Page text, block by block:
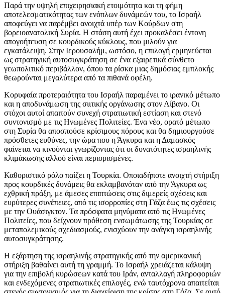
Παρά την υψηλή επιχειρησιακή ετοιμότητα και τη φήμη
αποτελεσματικότητας των ενόπλων δυνάμεών του, το Ισραήλ
αποφεύγει να παρέμβει ανοιχτά υπέρ των Κούρδων στη
βορειοανατολική Συρία. Η στάση αυτή έχει προκαλέσει έντονη
απογοήτευση σε κουρδικούς κύκλους, που μιλούν για
εγκατάλειψη. Στην Ιερουσαλήμ, ωστόσο, η επιλογή ερμηνεύεται
ως στρατηγική αυτοσυγκράτηση σε ένα εξαιρετικά σύνθετο
γεωπολιτικό περιβάλλον, όπου τα ρίσκα μιας δημόσιας εμπλοκής
θεωρούνται μεγαλύτερα από τα πιθανά οφέλη.
Κορυφαία προτεραιότητα του Ισραήλ παραμένει το ιρανικό μέτωπο
και η αποδυνάμωση της σιιτικής οργάνωσης στον Λίβανο. Οι
στόχοι αυτοί απαιτούν συνεχή στρατιωτική εστίαση και στενό
συντονισμό με τις Ηνωμένες Πολιτείες. Ένα νέο, ορατό μέτωπο
στη Συρία θα αποσπούσε κρίσιμους πόρους και θα δημιουργούσε
πρόσθετες ευθύνες, την ώρα που η Άγκυρα και η Δαμασκός
φαίνεται να κινούνται γνωρίζοντας ότι οι δυνατότητες ισραηλινής
κλιμάκωσης αλλού είναι περιορισμένες.
Καθοριστικό ρόλο παίζει η Τουρκία. Οποιαδήποτε ανοιχτή στήριξη
προς κουρδικές δυνάμεις θα εκλαμβανόταν από την Άγκυρα ως
εχθρική πράξη, με άμεσες επιπτώσεις στις διμερείς σχέσεις και
ευρύτερες συνέπειες, από τις ισορροπίες στη Γάζα έως τις σχέσεις
με την Ουάσιγκτον. Τα πρόσφατα μηνύματα από τις Ηνωμένες
Πολιτείες, που δείχνουν πρόθεση ενσωμάτωσης της Τουρκίας σε
μεταπολεμικούς σχεδιασμούς, ενισχύουν την ανάγκη ισραηλινής
αυτοσυγκράτησης.
Η εξάρτηση της ισραηλινής στρατηγικής από την αμερικανική
στήριξη βαθαίνει αυτή τη γραμμή. Το Ισραήλ χρειάζεται κάλυψη
για την επιβολή κυρώσεων κατά του Ιράν, ανταλλαγή πληροφοριών
και ενδεχόμενες στρατιωτικές επιλογές, ενώ ταυτόχρονα απαιτείται